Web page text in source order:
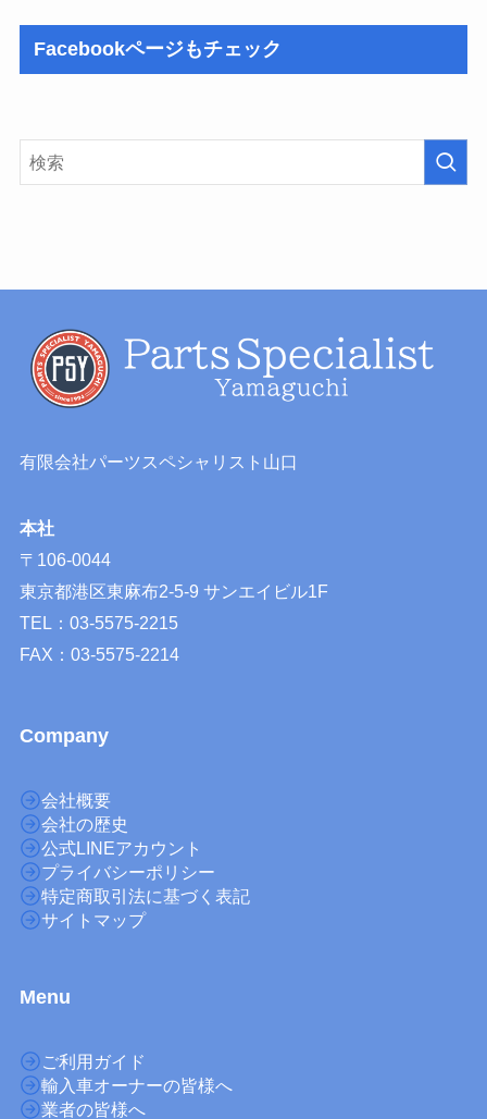
Facebookページもチェック
有限会社パーツスペシャリスト山口
本社
〒106-0044
東京都港区東麻布2-5-9 サンエイビル1F
TEL：03-5575-2215
FAX：03-5575-2214
Company
会社概要
会社の歴史
公式LINEアカウント
プライバシーポリシー
特定商取引法に基づく表記
サイトマップ
Menu
ご利用ガイド
輸入車オーナーの皆様へ
業者の皆様へ